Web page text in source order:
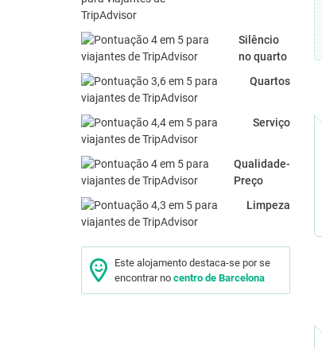
Silêncio
no quarto
Quartos
Serviço
Qualidade-
Preço
Limpeza
Este alojamento destaca-se por se
encontrar no centro de Barcelona